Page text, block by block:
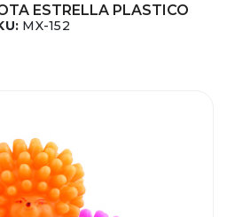
ESTRELLA PLASTICO
MX-152